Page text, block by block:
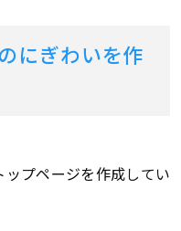
にぎわいを作
プページを作成してい